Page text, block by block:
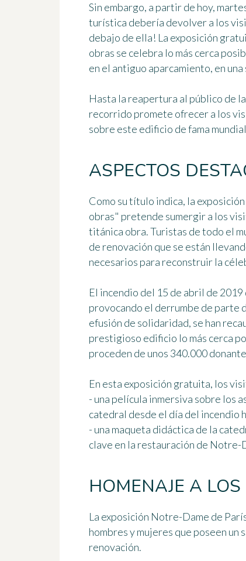
Sin embargo, a partir de hoy,
turística debería devolver a los
debajo de ella! La exposición
obras se celebra lo más cerca
en el antiguo aparcamiento, en
Hasta la reapertura al público de
recorrido promete ofrecer a los
sobre este edificio de fama
ASPECTOS
Como su título indica, la
obras" pretende sumergir a los
titánica obra. Turistas de todo el
de renovación que se están
necesarios para reconstruir la
El incendio del 15 de abril de
provocando el derrumbe de parte
efusión de solidaridad, se han
prestigioso edificio lo más cerca
proceden de unos 340.000
En esta exposición gratuita, los
- una película inmersiva sobre los
catedral desde el día del incendio
- una maqueta didáctica de la
clave en la restauración de Notre-
HOMENAJE A
La exposición Notre-Dame de
hombres y mujeres que poseen un
renovación.